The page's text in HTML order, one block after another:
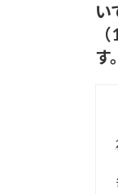
い
す。